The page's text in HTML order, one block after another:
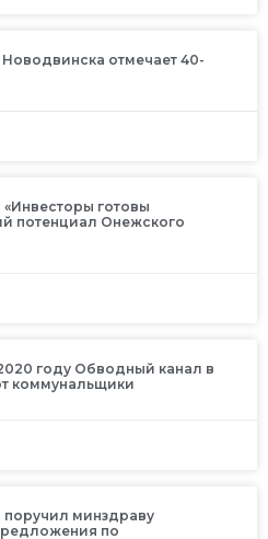
отмечает 40-
готовы
потенциал Онежского
году Обводный канал в
коммунальщики
минздраву
по